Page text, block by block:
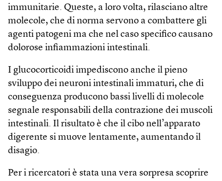
immunitarie. Queste, a loro volta, rilasciano altre
molecole, che di norma servono a combattere gli
agenti patogeni ma che nel caso specifico causano
dolorose infiammazioni intestinali.
I glucocorticoidi impediscono anche il pieno
sviluppo dei neuroni intestinali immaturi, che di
conseguenza producono bassi livelli di molecole
segnale responsabili della contrazione dei muscoli
intestinali. Il risultato è che il cibo nell’apparato
digerente si muove lentamente, aumentando il
disagio.
Per i ricercatori è stata una vera sorpresa scoprire